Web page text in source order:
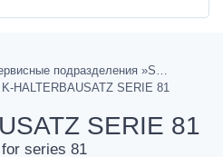
K-HALTERBAUSATZ SERIE 81
SERIE 81
series 81